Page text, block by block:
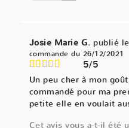
Josie Marie G.publié
commande du 26/12/2021
5/5
Un peu cher à mon
commandé pour ma
petite elle en voulait
Cet avis vous a-t-il été